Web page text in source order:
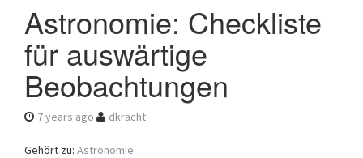
l
Astronomie: Checkliste
für auswärtige
Beobachtungen
7 years ago dkracht
Gehört zu: Astronomie